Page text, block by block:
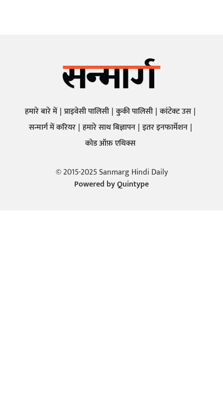
हमारे बारे में प्राइवेसी पालिसी कुकी पालिसी कांटेक्ट उस
सन्मार्ग में करियर हमारे साथ बिज्ञापन इतर इनफार्मेशन
कोड ऑफ़ एथिक्स
© 2015-2025 Sanmarg Hindi Daily
Powered byQuintype